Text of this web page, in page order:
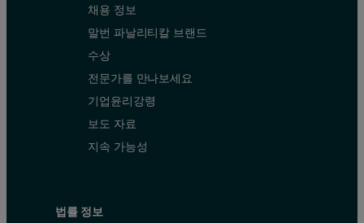
채용 정보
말번 파날리티칼 브랜드
수상
전문가를 만나보세요
기업윤리강령
보도 자료
지속 가능성
법률 정보